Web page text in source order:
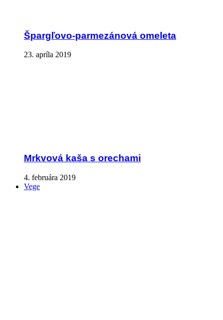
Špargľovo-parmezánová omeleta
23. apríla 2019
Mrkvová kaša s orechami
4. februára 2019
Vege